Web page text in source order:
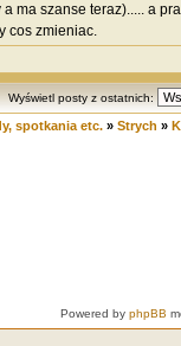
ma szanse teraz)..... a
cos zmieniac.
Wyświetl posty z ostatnich:
spotkania etc.» Strych »
Powered by phpBB